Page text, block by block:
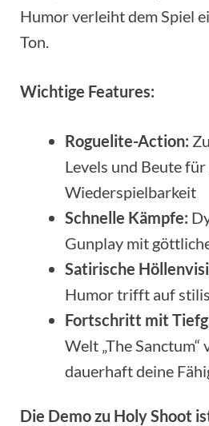
Humor verleiht dem Spiel
Ton.
Wichtige Features:
Roguelite-Action:
Levels und Beute
Wiederspielbarkeit
Schnelle Kämpfe:
Gunplay mit
Satirische
Humor trifft auf
Fortschritt mit
Welt „The Sanctum“
dauerhaft deine
Die Demo zu Holy Shoot